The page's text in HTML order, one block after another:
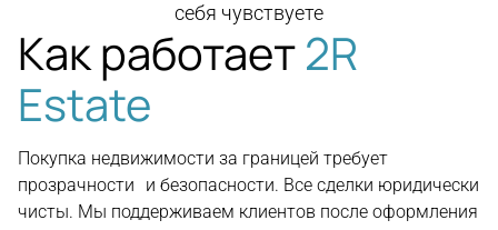
себя чувствуете
Как работает2R
Estate
Покупка недвижимости за границей требует
прозрачности и безопасности. Все сделки юридически
чисты. Мы поддерживаем клиентов после оформления